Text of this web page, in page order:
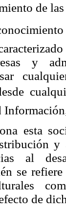
de
y
esta
al
se
de